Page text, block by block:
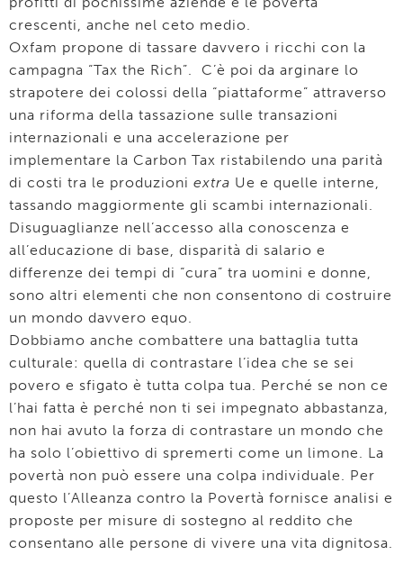
crescenti, anche nel ceto medio.
Oxfam propone di tassare davvero i ricchi con la
campagna “Tax the Rich”. C’è poi da arginare lo
strapotere dei colossi della “piattaforme” attraverso
una riforma della tassazione sulle transazioni
internazionali e una accelerazione per
implementare la Carbon Tax ristabilendo una parità
di costi tra le produzioni extra Ue e quelle interne,
tassando maggiormente gli scambi internazionali.
Disuguaglianze nell’accesso alla conoscenza e
all’educazione di base, disparità di salario e
differenze dei tempi di “cura” tra uomini e donne,
sono altri elementi che non consentono di costruire
un mondo davvero equo.
Dobbiamo anche combattere una battaglia tutta
culturale: quella di contrastare l’idea che se sei
povero e sfigato è tutta colpa tua. Perché se non ce
l’hai fatta è perché non ti sei impegnato abbastanza,
non hai avuto la forza di contrastare un mondo che
ha solo l’obiettivo di spremerti come un limone. La
povertà non può essere una colpa individuale. Per
questo l’Alleanza contro la Povertà fornisce analisi e
proposte per misure di sostegno al reddito che
consentano alle persone di vivere una vita dignitosa.